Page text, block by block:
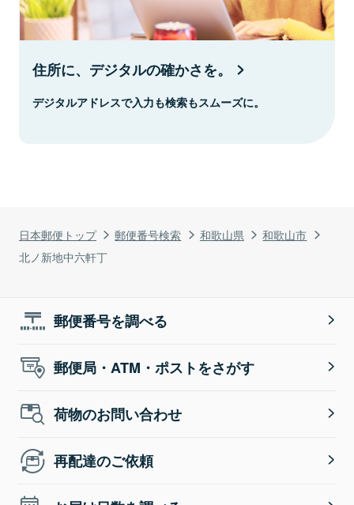
日本郵便トップ 郵便番号検索 和歌山県
和歌山市
北ノ新地中六軒丁
住所に、デジタルの確かさを。
デジタルアドレスで入力も検索もスムーズに。
郵便番号を調べる
郵便局・ATM・ポストをさがす
荷物のお問い合わせ
再配達のご依頼